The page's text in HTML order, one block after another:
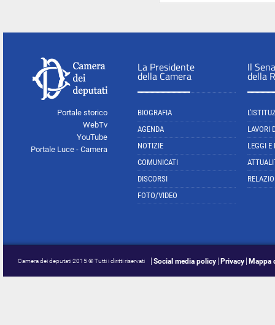
Portale storico
WebTv
YouTube
Portale Luce - Camera
La Presidente
della Camera
BIOGRAFIA
AGENDA
NOTIZIE
COMUNICATI
DISCORSI
FOTO/VIDEO
Il
della
LAVORI
LEGGI E
Camera dei deputati 2015 © Tutti i diritti riservati Social media policy Privacy Mappa